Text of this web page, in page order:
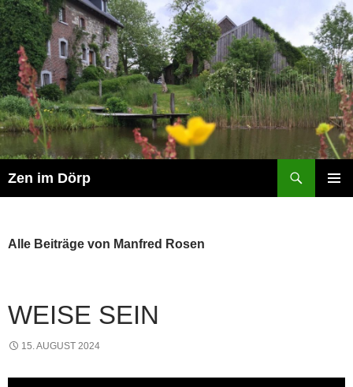
Zum
Inhalt
springen
Zen im Dörp
Alle Beiträge von Manfred Rosen
WEISE SEIN
15. AUGUST 2024